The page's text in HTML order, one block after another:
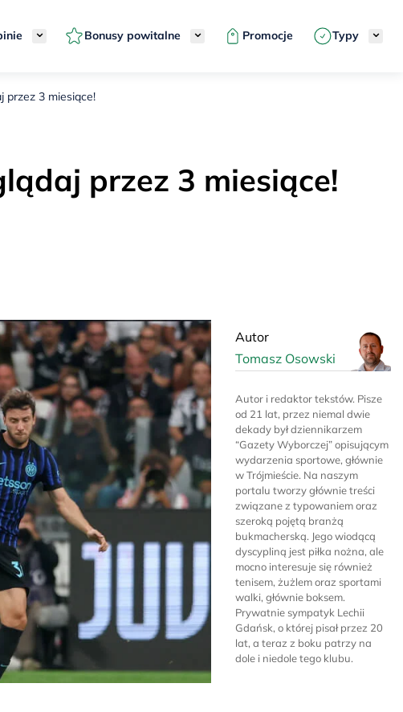
Bonusy powitalne Promocje Typy
przez 3 miesiące!
przez 3 miesiące!
Autor
Tomasz Osowski
Autor i redaktor tekstów. Pisze
od 21 lat, przez niemal dwie
dekady był dziennikarzem
“Gazety Wyborczej” opisującym
wydarzenia sportowe, głównie
w Trójmieście. Na naszym
portalu tworzy głównie treści
związane z typowaniem oraz
szeroką pojętą branżą
bukmacherską. Jego wiodącą
dyscypliną jest piłka nożna, ale
mocno interesuje się również
tenisem, żużlem oraz sportami
walki, głównie boksem.
Prywatnie sympatyk Lechii
Gdańsk, o której pisał przez 20
lat, a teraz z boku patrzy na
dole i niedole tego klubu.